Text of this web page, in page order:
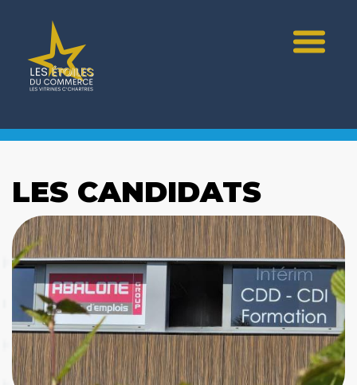
LES CANDIDATS